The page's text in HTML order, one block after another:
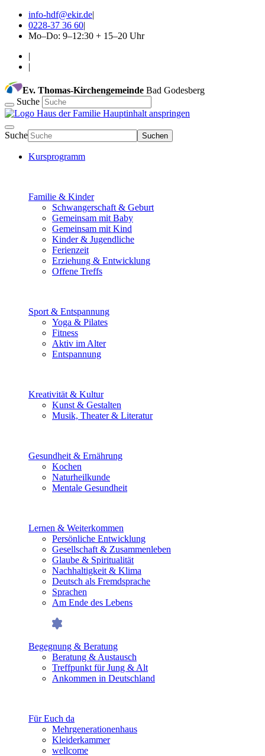
info-hdf@ekir.de|
0228-37 36 60|
Mo–Do: 9–12:30 + 15–20 Uhr
|
|
Ev. Thomas-Kirchengemeinde Bad Godesberg
Suche
Hauptinhalt anspringen
Suche Suchen
Kursprogramm
Familie & Kinder
Schwangerschaft & Geburt
Gemeinsam mit Baby
Gemeinsam mit Kind
Kinder & Jugendliche
Ferienzeit
Erziehung & Entwicklung
Offene Treffs
Sport & Entspannung
Yoga & Pilates
Fitness
Aktiv im Alter
Entspannung
Kreativität & Kultur
Kunst & Gestalten
Musik, Theater & Literatur
Gesundheit & Ernährung
Kochen
Naturheilkunde
Mentale Gesundheit
Lernen & Weiterkommen
Persönliche Entwicklung
Gesellschaft & Zusammenleben
Glaube & Spiritualität
Nachhaltigkeit & Klima
Deutsch als Fremdsprache
Sprachen
Am Ende des Lebens
Begegnung & Beratung
Beratung & Austausch
Treffpunkt für Jung & Alt
Ankommen in Deutschland
Für Euch da
Mehrgenerationenhaus
Kleiderkammer
wellcome